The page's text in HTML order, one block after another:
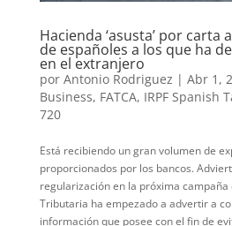
Hacienda ‘asusta’ por carta
de españoles a los que ha
en el extranjero
por Antonio Rodriguez | Abr 1,
Business, FATCA, IRPF Spanish
720
Está recibiendo un gran volumen de
proporcionados por los bancos.
regularización en la próxima campaña
Tributaria ha empezado a advertir a
información que posee con el fin de